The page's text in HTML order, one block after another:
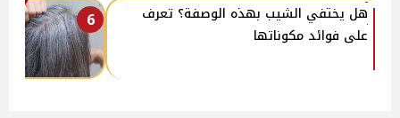
6
هل يختفي الشيب بهذه الوصفة؟ تعرف
على فوائد مكوناتها